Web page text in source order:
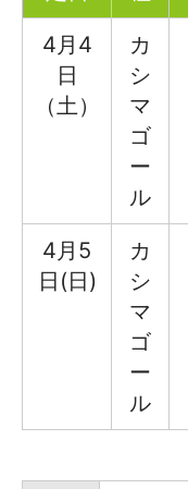
4月4
日
（土）
カ
シ
マ
ゴ
ー
ル
4月5
日(日)
カ
シ
マ
ゴ
ー
ル